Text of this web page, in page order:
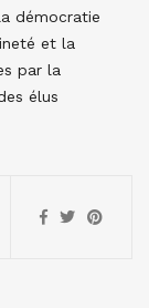
démocratie
et la
par la
élus